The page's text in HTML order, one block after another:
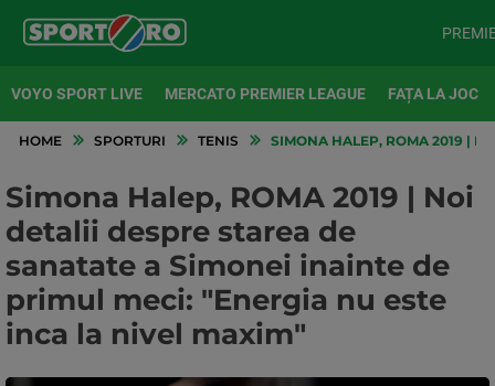
VOYO SPORT LIVE MERCATO PREMIER LEAGUE FAȚA LA JOC
HOME SPORTURI TENIS SIMONA HALEP, ROMA 2019 |
Simona Halep, ROMA 2019 | Noi
detalii despre starea de
sanatate a Simonei inainte de
primul meci: "Energia nu este
inca la nivel maxim"